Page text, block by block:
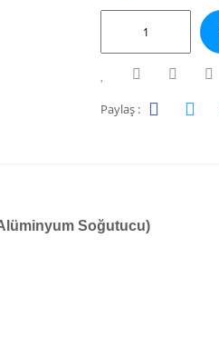
Paylaş :
Soğutucu)